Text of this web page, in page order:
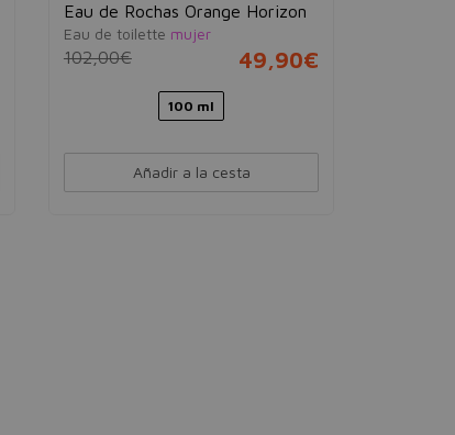
Eau de Rochas Orange Horizon
Eau de toilette mujer
102,00€ 49,90€
100 ml
Añadir a la cesta